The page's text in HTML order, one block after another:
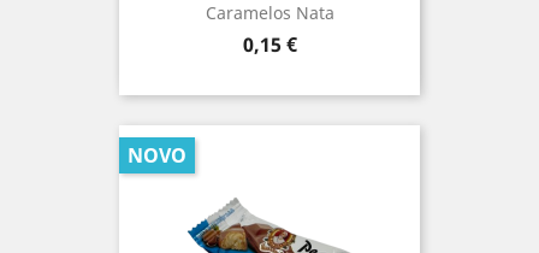
Caramelos Nata
Prezo
0,15 €
NOVO